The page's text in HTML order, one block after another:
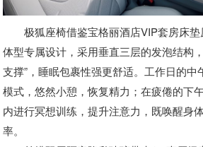
极狐座椅借鉴宝格丽酒店VIP套房床
体型专属设计，采用垂直三层的发泡结构
支撑”，睡眠包裹性强更舒适。工作日的
模式，悠然小憩，恢复精力；在疲倦的下
内进行冥想训练，提升注意力，既唤醒身
率。